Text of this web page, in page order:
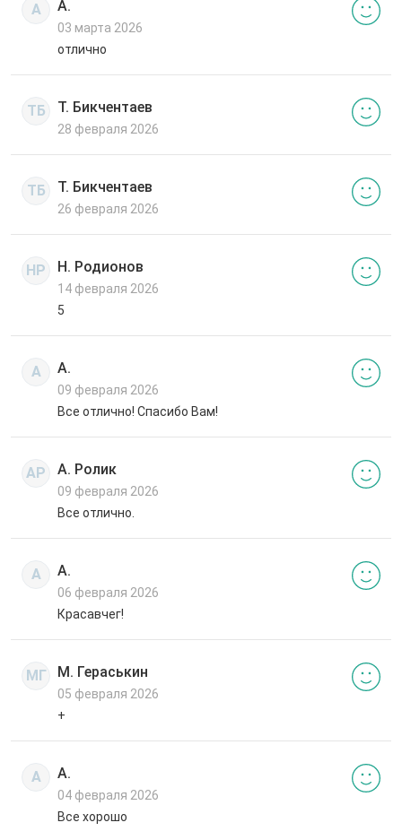
А А.
03 марта 2026
отлично
ТБ Т. Бикчентаев
28 февраля 2026
ТБ Т. Бикчентаев
26 февраля 2026
НР Н. Родионов
14 февраля 2026
5
А А.
09 февраля 2026
Все отлично! Спасибо Вам!
АР А. Ролик
09 февраля 2026
Все отлично.
А А.
06 февраля 2026
Красавчег!
МГ М. Гераськин
05 февраля 2026
+
А А.
04 февраля 2026
Все хорошо